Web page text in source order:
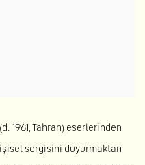
1961, Tahran) eserlerinden
sergisini duyurmaktan